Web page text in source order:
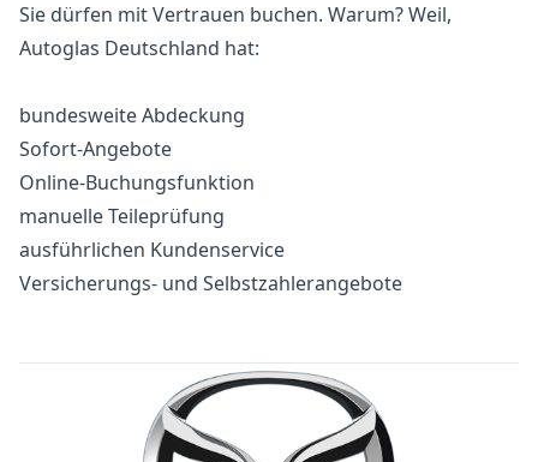
Sie dürfen mit Vertrauen buchen. Warum? Weil,
Autoglas Deutschland hat:
bundesweite Abdeckung
Sofort-Angebote
Online-Buchungsfunktion
manuelle Teileprüfung
ausführlichen Kundenservice
Versicherungs- und Selbstzahlerangebote